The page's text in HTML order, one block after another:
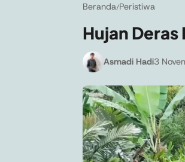
Beranda/Peristiwa
Hujan
Asmadi Hadi3